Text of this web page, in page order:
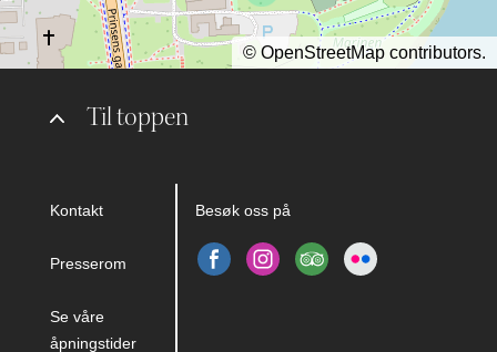
Til toppen
Kontakt
Presserom
Se våre
åpningstider
Besøk oss på
© OpenStreetMap contributors.